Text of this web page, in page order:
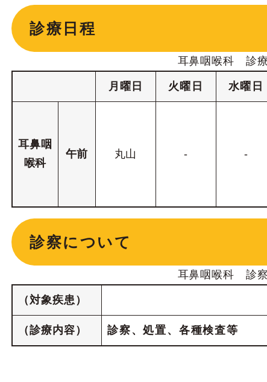
診療日程
耳鼻咽喉科 診
月曜日 火 曜日 水曜日
耳鼻咽
喉科
午前 丸山 - -
診察について
耳鼻咽喉科 診
（対象疾患）
（診療内容） 診察、処置、各種検査等